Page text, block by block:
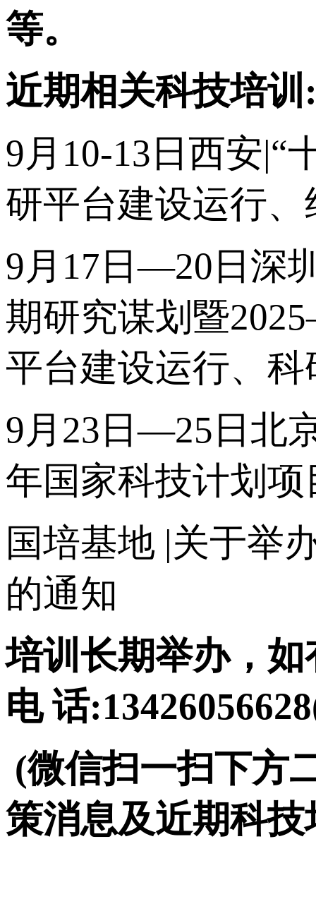
等。
近期相关科技培训
9月10-13日西安|“
研平台建设运行
9月17日—20日深
期研究谋划暨
平台建设运行、
9月23日—25日北
年国家科技计划
国培基地 |关于举
的通知
培训长期举办，
电 话
(微信扫一扫下方
策消息及近期科